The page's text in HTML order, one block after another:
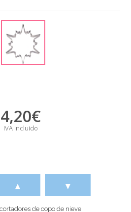
4,20€
IVA incluido
▲ ▼
de copo de nieve